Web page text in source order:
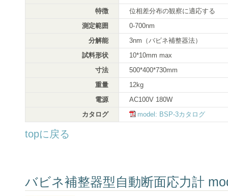
特徴
位相差分布の観察に適応する
測定範囲
0-700nm
分解能
3nm（バビネ補整器法）
試料形状
10*10mm max
寸法
500*400*730mm
重量
12kg
電源
AC100V 180W
カタログ
model: BSP-3カタログ
topに戻る
バビネ補整器型自動断面応力計